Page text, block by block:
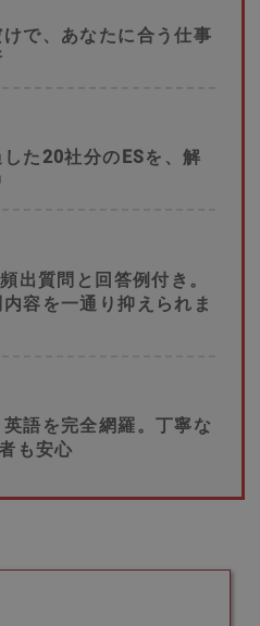
で、あなたに合う仕事
た20社分のESを、解
出質問と回答例付き。
容を一通り抑えられま
語を完全網羅。丁寧な
も安心